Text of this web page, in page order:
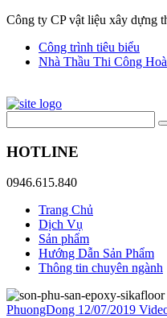
Công ty CP vật liệu xây dựng
Công trình tiêu biểu
Nhà Thầu Thi Công
HOTLINE
0946.615.840
Trang Chủ
Dịch Vụ
Sản phẩm
Hướng Dẫn Sản Phẩm
Thông tin chuyên ngành
PhuongDong 12/07/2019